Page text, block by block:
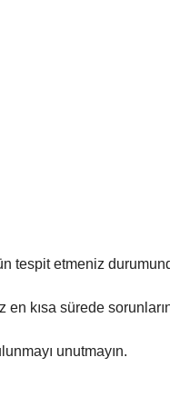
tespit etmeniz
kısa sürede
unutmayın.